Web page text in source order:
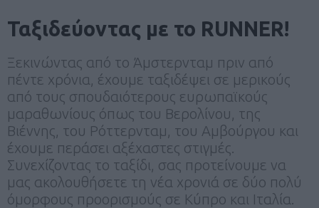
Ταξιδεύοντας με το RUNNER!
Ξεκινώντας από το Άμστερνταμ πριν από
πέντε χρόνια, έχουμε ταξιδέψει σε μερικούς
από τους σπουδαιότερους ευρωπαϊκούς
μαραθωνίους όπως του Βερολίνου, της
Βιέννης, του Ρόττερνταμ, του Αμβούργου και
έχουμε περάσει αξέχαστες στιγμές.
Συνεχίζοντας το ταξίδι, σας προτείνουμε να
μας ακολουθήσετε τη νέα χρονιά σε δύο πολύ
όμορφους προορισμούς σε Κύπρο και Ιταλία.